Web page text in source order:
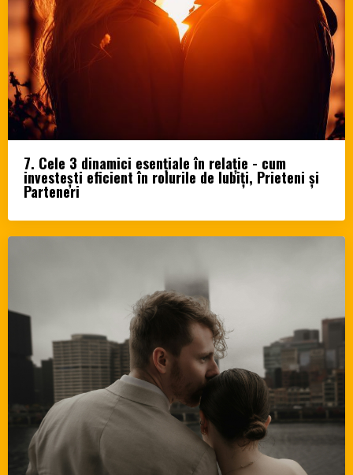
7. Cele 3 dinamici esențiale în relație - cum
investești eficient în rolurile de Iubiți, Prieteni și
Parteneri